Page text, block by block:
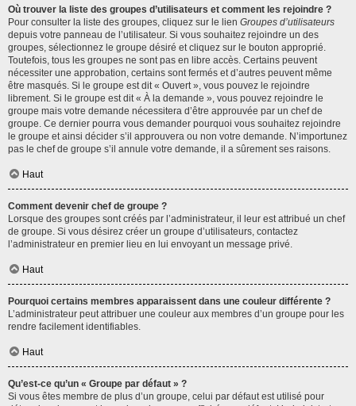
Où trouver la liste des groupes d’utilisateurs et comment les rejoindre ?
Pour consulter la liste des groupes, cliquez sur le lien Groupes d’utilisateurs
depuis votre panneau de l’utilisateur. Si vous souhaitez rejoindre un des
groupes, sélectionnez le groupe désiré et cliquez sur le bouton approprié.
Toutefois, tous les groupes ne sont pas en libre accès. Certains peuvent
nécessiter une approbation, certains sont fermés et d’autres peuvent même
être masqués. Si le groupe est dit « Ouvert », vous pouvez le rejoindre
librement. Si le groupe est dit « À la demande », vous pouvez rejoindre le
groupe mais votre demande nécessitera d’être approuvée par un chef de
groupe. Ce dernier pourra vous demander pourquoi vous souhaitez rejoindre
le groupe et ainsi décider s’il approuvera ou non votre demande. N’importunez
pas le chef de groupe s’il annule votre demande, il a sûrement ses raisons.
Haut
Comment devenir chef de groupe ?
Lorsque des groupes sont créés par l’administrateur, il leur est attribué un chef
de groupe. Si vous désirez créer un groupe d’utilisateurs, contactez
l’administrateur en premier lieu en lui envoyant un message privé.
Haut
Pourquoi certains membres apparaissent dans une couleur différente ?
L’administrateur peut attribuer une couleur aux membres d’un groupe pour les
rendre facilement identifiables.
Haut
Qu’est-ce qu’un « Groupe par défaut » ?
Si vous êtes membre de plus d’un groupe, celui par défaut est utilisé pour